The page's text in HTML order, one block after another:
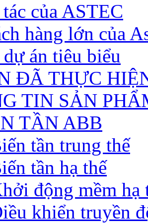
của ASTEC
hàng lớn của
dự án tiêu biểu
ĐÃ THỰC
TIN SẢN
TẦN ABB
tần trung thế
tần hạ thế
động mềm hạ
khiển truyền